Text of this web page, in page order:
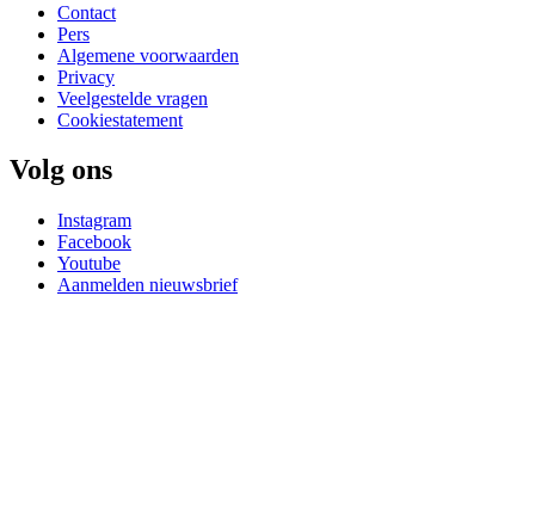
Contact
Pers
Algemene voorwaarden
Privacy
Veelgestelde vragen
Cookiestatement
Volg ons
Instagram
Facebook
Youtube
Aanmelden nieuwsbrief